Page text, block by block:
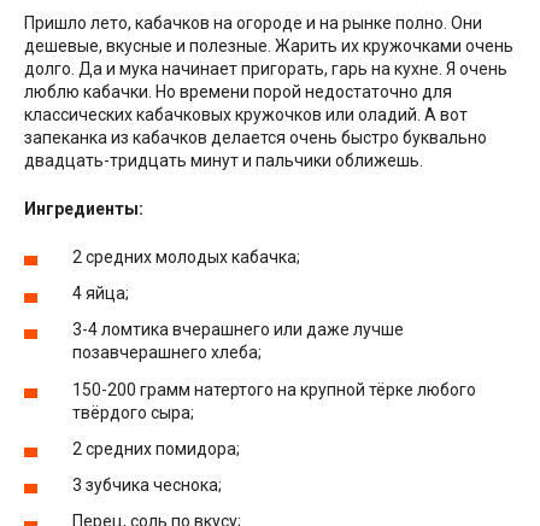
Пришло лето, кабачков на огороде и на рынке полно. Они
дешевые, вкусные и полезные. Жарить их кружочками очень
долго. Да и мука начинает пригорать, гарь на кухне. Я очень
люблю кабачки. Но времени порой недостаточно для
классических кабачковых кружочков или оладий. А вот
запеканка из кабачков делается очень быстро буквально
двадцать-тридцать минут и пальчики оближешь.
Ингредиенты:
2 средних молодых кабачка;
4 яйца;
3-4 ломтика вчерашнего или даже лучше
позавчерашнего хлеба;
150-200 грамм натертого на крупной тёрке любого
твёрдого сыра;
2 средних помидора;
3 зубчика чеснока;
Перец, соль по вкусу;